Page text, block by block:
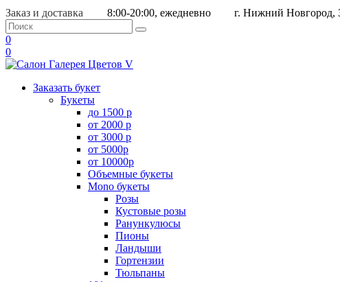
Заказ и доставка 8:00-20:00, ежедневно г. Нижний Новгород,
0
0
Заказать букет
Букеты
до 1500 р
от 2000 р
от 3000 р
от 5000р
от 10000р
Объемные букеты
Mono букеты
Розы
Кустовые розы
Ранункулюсы
Пионы
Ландыши
Гортензии
Тюльпаны